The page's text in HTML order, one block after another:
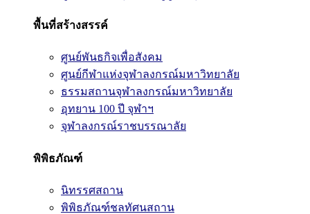
พื้นที่สร้างสรรค์
ศูนย์พันธกิจเพื่อสังคม
ศูนย์กีฬาแห่งจุฬาลงกรณ์มหาวิทยาลัย
ธรรมสถานจุฬาลงกรณ์มหาวิทยาลัย
อุทยาน 100 ปี จุฬาฯ
จุฬาลงกรณ์ราชบรรณาลัย
พิพิธภัณฑ์
นิทรรศสถาน
พิพิธภัณฑ์ชลทัศนสถาน